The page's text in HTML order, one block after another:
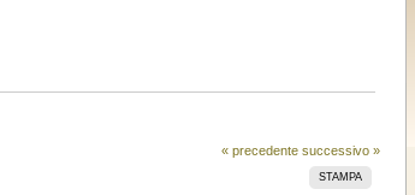
« precedente successivo »
STAMPA